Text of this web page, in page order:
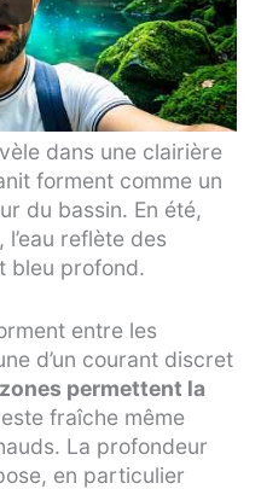
dans une clairière
forment comme un
du bassin. En été,
reflète des
bleu profond.
entre les
d’un courant discret
permettent la
fraîche même
La profondeur
en particulier